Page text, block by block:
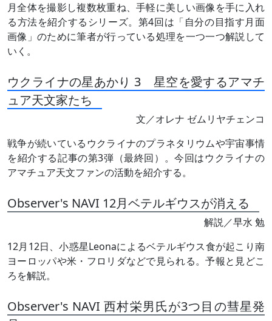
月全体を撮影し複数枚重ね、手軽に美しい画像を手に入れ
る方法を紹介するシリーズ。第4回は「自分の目指す月面
画像」のために筆者が行っている処理を一つ一つ解説して
いく。
ウクライナの星あかり 3 星空を愛するアマチ
ュア天文家たち
文／オレナ ゼムリヤチェンコ
戦争が続いているウクライナのプラネタリウムや宇宙事情
を紹介する記事の第3弾（最終回）。今回はウクライナの
アマチュア天文ファンの活動を紹介する。
Observer's NAVI 12月ベテルギウスが消える
解説／早水 勉
12月12日、小惑星Leonaによるベテルギウス食が起こり南
ヨーロッパや米・フロリダなどで見られる。予報と見どこ
ろを解説。
Observer's NAVI 西村栄男氏が3つ目の彗星発